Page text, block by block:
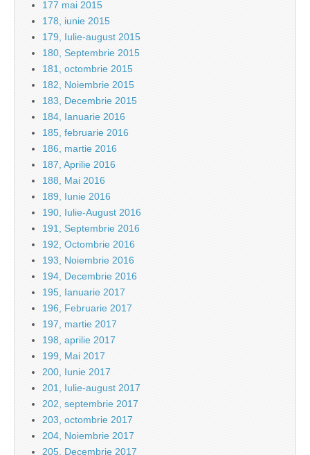
177 mai 2015
178, iunie 2015
179, Iulie-august 2015
180, Septembrie 2015
181, octombrie 2015
182, Noiembrie 2015
183, Decembrie 2015
184, Ianuarie 2016
185, februarie 2016
186, martie 2016
187, Aprilie 2016
188, Mai 2016
189, Iunie 2016
190, Iulie-August 2016
191, Septembrie 2016
192, Octombrie 2016
193, Noiembrie 2016
194, Decembrie 2016
195, Ianuarie 2017
196, Februarie 2017
197, martie 2017
198, aprilie 2017
199, Mai 2017
200, Iunie 2017
201, Iulie-august 2017
202, septembrie 2017
203, octombrie 2017
204, Noiembrie 2017
205, Decembrie 2017